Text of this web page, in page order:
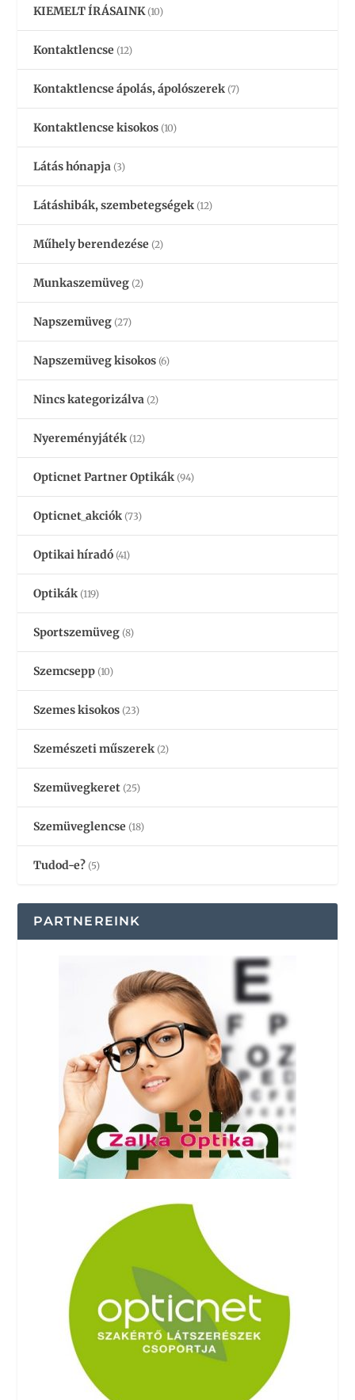
KIEMELT ÍRÁSAINK (10)
Kontaktlencse (12)
Kontaktlencse ápolás, ápolószerek (7)
Kontaktlencse kisokos (10)
Látás hónapja (3)
Látáshibák, szembetegségek (12)
Műhely berendezése (2)
Munkaszemüveg (2)
Napszemüveg (27)
Napszemüveg kisokos (6)
Nincs kategorizálva (2)
Nyereményjáték (12)
Opticnet Partner Optikák (94)
Opticnet_akciók (73)
Optikai híradó (41)
Optikák (119)
Sportszemüveg (8)
Szemcsepp (10)
Szemes kisokos (23)
Szemészeti műszerek (2)
Szemüvegkeret (25)
Szemüveglencse (18)
Tudod-e? (5)
PARTNEREINK